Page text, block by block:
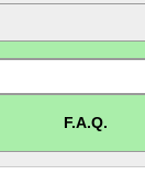
F.A.Q.